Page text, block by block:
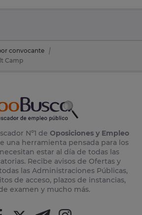
convocante
Camp
Nº1 de Oposiciones y Empleo
una herramienta pensada para los
estar al día de todas las
Recibe avisos de Ofertas y
las Administraciones Públicas,
de acceso, plazos de instancias,
examen y mucho más.